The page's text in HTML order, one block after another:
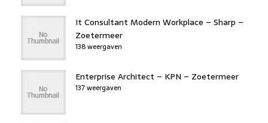
It Consultant Modern Workplace – Sharp –
Zoetermeer
138 weergaven
Enterprise Architect – KPN – Zoetermeer
137 weergaven